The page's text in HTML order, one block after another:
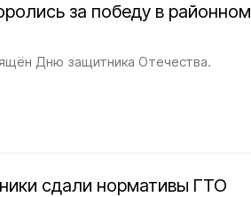
за победу в районном
Дню защитника Отечества.
сдали нормативы ГТО